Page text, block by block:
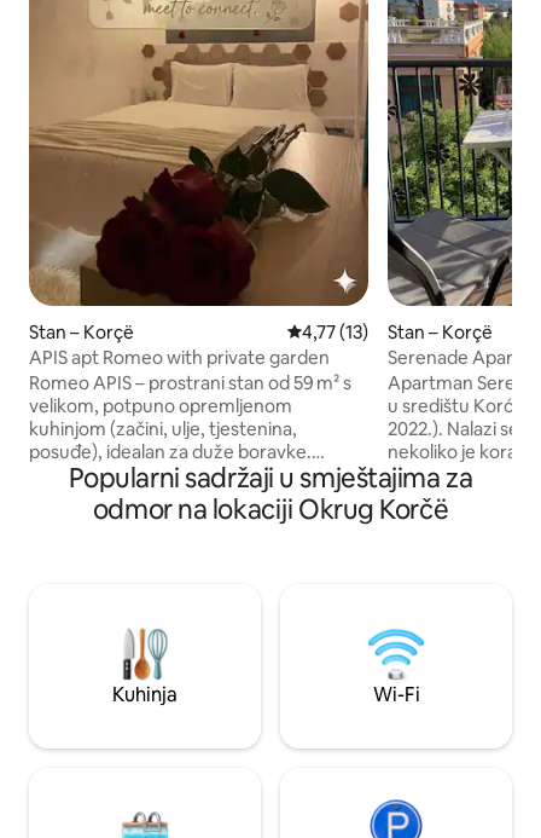
Stan – Korçë Prosječna ocjena: 4,77/5,
4,77 (13)
APIS apt Romeo with private garden
Romeo APIS – prostrani stan od 59 m² s
velikom, potpuno opremljenom
kuhinjom (začini, ulje, tjestenina,
posuđe), idealan za duže boravke.
Topao, obiteljski uređenje i sve osnovne
potrepštine, uključujući perilicu rublja,
šampon i toaletne potrepštine. Kućni
samo 3 minute od centra Korče. Blizu
pekare, supermarketa, ljekarne,
trgovine poklonima i najma automobila.
Stan – Korçë
Serenade
Apartman
u središtu Korće
2022.). Nalazi se
nekoliko je
zone. * Prostor:
sobe, 2
kuhinja. * Klima:
mjesto: privatno
katu. Moderan,
lokaciji za vaš
Popularni sadržaji u smještajima za
odmor na lokaciji Okrug Korčë
Kuhinja Wi-Fi